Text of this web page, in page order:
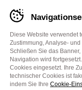
Facebook YouTube
Cookie-Einstellungen
WEBSITE: MADE IN CIMA
Banner
cookie
GARTENmarkt
Impostare
preferenze
cookie
prima
Diese Website verwendet
Zustimmung, Analyse-
Schließen Sie das
Navigation wird
Cookies eingesetzt. Ihre
technischer Cookies ist
indem Sie Ihre Cookie-